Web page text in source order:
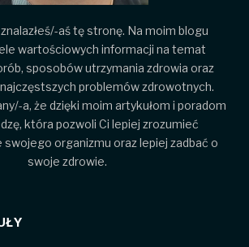
aś tę stronę. Na moim blogu
wartościowych informacji na temat
sposobów utrzymania zdrowia oraz
problemów zdrowotnych.
a, że dzięki moim artykułom i poradom
która pozwoli Ci lepiej zrozumieć
organizmu oraz lepiej zadbać o
swoje zdrowie.